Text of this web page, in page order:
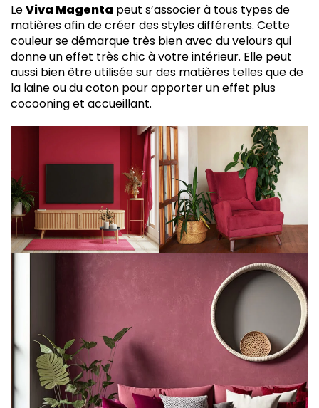
LeViva Magenta peut s’associer à tous types de
matières afin de créer des styles différents. Cette
couleur se démarque très bien avec du velours qui
donne un effet très chic à votre intérieur. Elle peut
aussi bien être utilisée sur des matières telles que de
la laine ou du coton pour apporter un effet plus
cocooning et accueillant.